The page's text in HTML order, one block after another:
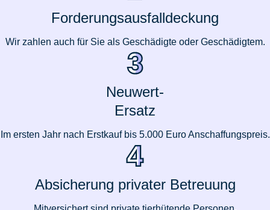
Forderungsausfalldeckung
Wir zahlen auch für Sie als Geschädigte oder Geschädigtem.
Neuwert-
Ersatz
Im ersten Jahr nach Erstkauf bis 5.000 Euro Anschaffungspreis.
Absicherung privater Betreuung